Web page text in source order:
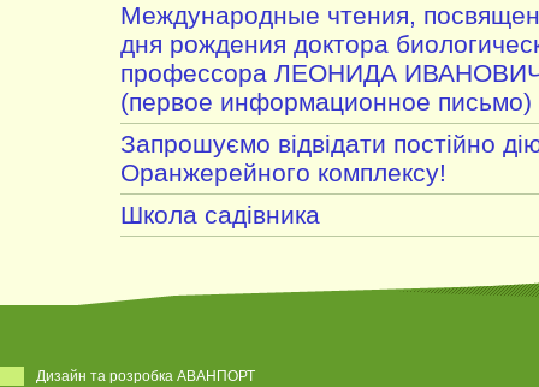
Международные чтения,
дня рождения доктора
профессора ЛЕОНИДА
(первое информационное письмо)
Запрошуємо відвідати постійно
Оранжерейного комплексу!
Школа садівника
Дизайн та розробка АВАНПОРТ